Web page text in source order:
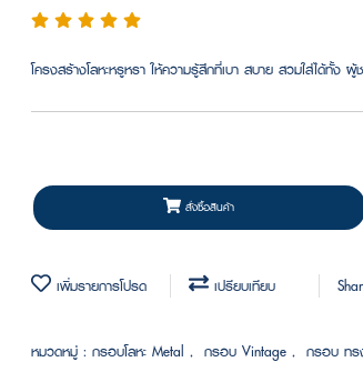
โครงสร้างโลหะหรูหรา ให้ความรู้สึกที่เบา สบาย สวมใส่ได้ทั้ง
สั่งซื้อสินค้า
เพิ่มรายการโปรด เปรียบเทียบ
หมวดหมู่ : กรอบโลหะ Metal , กรอบ Vintage , กรอบ ทร